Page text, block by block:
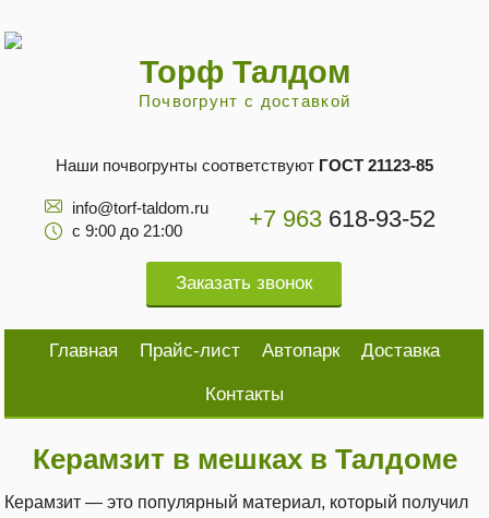
Торф Талдом
Почвогрунт с доставкой
Наши почвогрунты соответствуют ГОСТ 21123-85
info@torf-taldom.ru
с 9:00 до 21:00
+7 963 618-93-52
Заказать звонок
Главная Прайс-лист Автопарк Доставка
Контакты
Керамзит в мешках в Талдоме
Керамзит — это популярный материал, который получил